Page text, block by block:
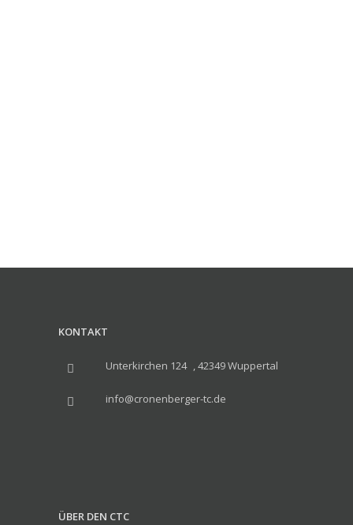
KONTAKT
Unterkirchen 124 , 42349 Wuppertal
info@cronenberger-tc.de
ÜBER DEN CTC